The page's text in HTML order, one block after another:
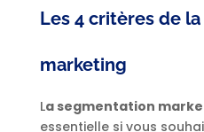
Les 4 critères de
marketing
La segmentation
essentielle si vous